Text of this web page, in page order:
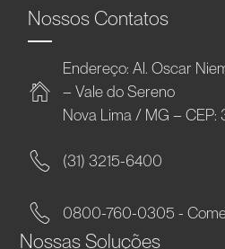
Nossos Contatos
Endereço: Al. Oscar
– Vale do Sereno
Nova Lima / MG –
(31) 3215-6400
0800-760-0305 -
Nossas Soluções